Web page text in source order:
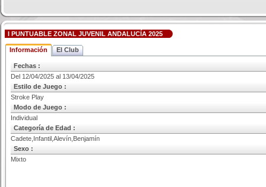
I PUNTUABLE ZONAL JUVENIL ANDALUCÍA 2025
Información El Club
Fechas :
Del 12/04/2025 al 13/04/2025
Estilo de Juego :
Stroke Play
Modo de Juego :
Individual
Categoría de Edad :
Cadete,Infantil,Alevín,Benjamín
Sexo :
Mixto